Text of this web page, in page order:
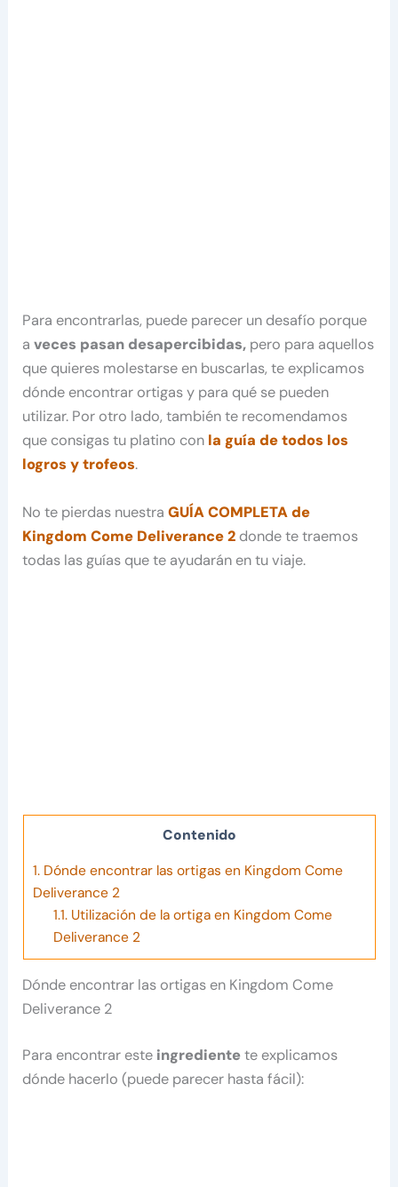
Para encontrarlas, puede parecer un desafío porque
a veces pasan desapercibidas, pero para aquellos
que quieres molestarse en buscarlas, te explicamos
dónde encontrar ortigas y para qué se pueden
utilizar. Por otro lado, también te recomendamos
que consigas tu platino con la guía de todos los
logros y trofeos.
No te pierdas nuestraGUÍA COMPLETA de
Kingdom Come Deliverance 2 donde te traemos
todas las guías que te ayudarán en tu viaje.
Contenido
1.Dónde encontrar las ortigas en Kingdom Come
Deliverance 2
1.1.Utilización de la ortiga en Kingdom Come
Deliverance 2
Dónde encontrar las ortigas en Kingdom Come
Deliverance 2
Para encontrar este ingredientete explicamos
dónde hacerlo (puede parecer hasta fácil):